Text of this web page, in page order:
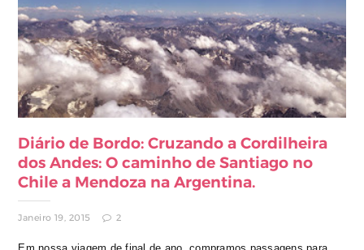
Diário de Bordo: Cruzando a Cordilheira
dos Andes: O caminho de Santiago no
Chile a Mendoza na Argentina.
Janeiro 19, 2015 2